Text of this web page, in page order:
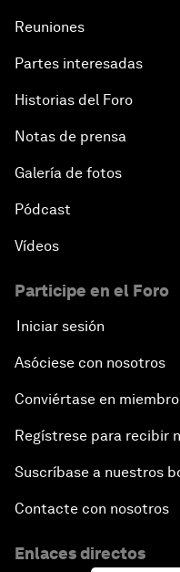
Reuniones
Partes interesadas
Historias del Foro
Notas de prensa
Galería de fotos
Pódcast
Vídeos
Participe en el Foro
Iniciar sesión
Asóciese con nosotros
Conviértase en miembro
Regístrese para recibir
Suscríbase a nuestros
Contacte con nosotros
Enlaces directos